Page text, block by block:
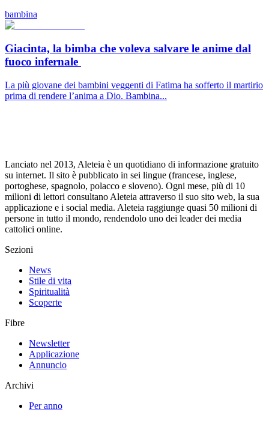
bambina
Giacinta, la bimba che voleva salvare le anime dal
fuoco infernale
La più giovane dei bambini veggenti di Fatima ha sofferto il martirio
prima di rendere l’anima a Dio. Bambina...
Lanciato nel 2013, Aleteia è un quotidiano di informazione gratuito
su internet. Il sito è pubblicato in sei lingue (francese, inglese,
portoghese, spagnolo, polacco e sloveno). Ogni mese, più di 10
milioni di lettori consultano Aleteia attraverso il suo sito web, la sua
applicazione e i social media. Aleteia raggiunge quasi 50 milioni di
persone in tutto il mondo, rendendolo uno dei leader dei media
cattolici online.
Sezioni
News
Stile di vita
Spiritualità
Scoperte
Fibre
Newsletter
Applicazione
Annuncio
Archivi
Per anno